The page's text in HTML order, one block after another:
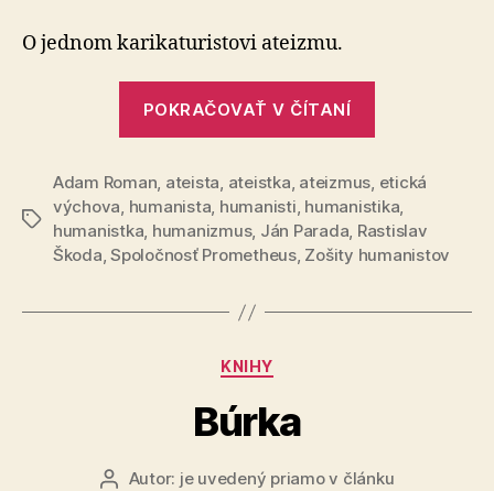
O jednom karikaturistovi ateizmu.
POKRAČOVAŤ V ČÍTANÍ
Značky
Adam Roman, ateista, ateistka, ateizmus, etická
výchova, humanista, humanisti, humanistika,
humanistka, humanizmus, Ján Parada, Rastislav
Škoda,Spoločnosť Prometheus, Zošity humanistov
Kategórie
KNIHY
Búrka
AutorAutor: je uvedený priamo v článku